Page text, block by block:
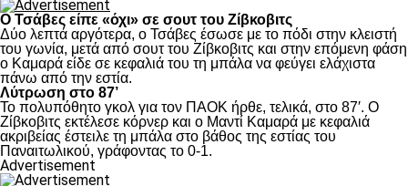
Ο Τσάβες είπε «όχι» σε σουτ του Ζίβκοβιτς
Δύο λεπτά αργότερα, ο Τσάβες έσωσε με το πόδι στην κλειστή
του γωνία, μετά από σουτ του Ζίβκοβιτς και στην επόμενη φάση
ο Καμαρά είδε σε κεφαλιά του τη μπάλα να φεύγει ελάχιστα
πάνω από την εστία.
Λύτρωση στο 87’
Το πολυπόθητο γκολ για τον ΠΑΟΚ ήρθε, τελικά, στο 87′. Ο
Ζίβκοβιτς εκτέλεσε κόρνερ και ο Μαντί Καμαρά με κεφαλιά
ακριβείας έστειλε τη μπάλα στο βάθος της εστίας του
Παναιτωλικού, γράφοντας το 0-1.
Advertisement